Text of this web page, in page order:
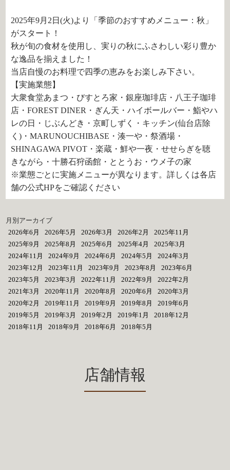
2025年9月2日(火)より「季節のおすすめメニュー：秋」
がスタート！
秋が旬の食材を使用し、実りの秋にふさわしい彩り豊か
な逸品を揃えました！
当店自慢のお料理で四季の恵みをお楽しみ下さい。
【実施業態】
大衆食堂あまつ・びすとろ家・銀座珈琲店・八王子珈琲
店・FOREST DINER・ぎん天・ハイボールバー・鮨やハ
レの日・じぶんどき・京町しずく・キッチン(仙台店除
く)・MARUNOUCHIBASE・湊一や・祭酒場・
SHINAGAWA PIVOT・楽蔵・鮮や一夜・せせらぎを聴
きながら・十勝石狩函館・ととうお・ウメ子の家
※業態ごとに実施メニューが異なります。詳しくは各店
舗の公式HPをご確認ください
月別アーカイブ
2026年6月
2026年5月 2026年3月 2026年2月
2025年11月
2025年9月
2025年8月 2025年6月 2025年4月
2025年3月
2024年11月
2024年9月 2024年6月 2024年5月
2024年3月
2023年12月
2023年11月 2023年9月 2023年8月
2023年6月
2023年5月
2023年3月 2022年11月 2022年9月
2022年2月
2021年3月
2020年11月 2020年8月 2020年6月
2020年3月
2020年2月
2019年11月 2019年9月 2019年8月
2019年6月
2019年5月
2019年3月 2019年2月 2019年1月
2018年12月
2018年11月
2018年9月 2018年6月 2018年5月
店舗情報